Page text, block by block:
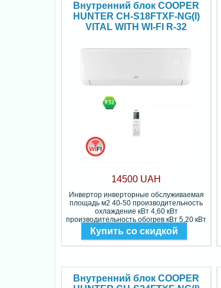
Внутренний блок COOPER
HUNTER CH-S18FTXF-NG(I)
VITAL WITH WI-FI R-32
14500 UAH
Инвертор инверторные обслуживаемая
площадь м2 40-50 производительность
охлаждение кВт 4,60 кВт
производительность обогрев кВт 5,20 кВт
Фреон R-32
Купить со скидкой
Внутренний блок COOPER